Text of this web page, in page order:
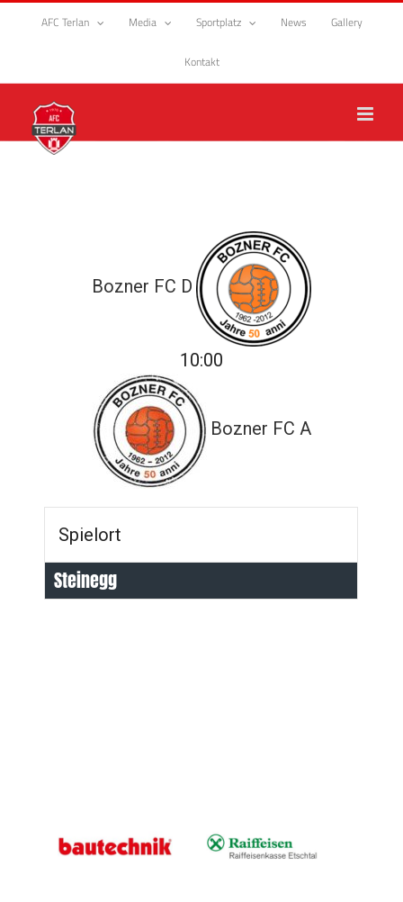
Zum
AFC Terlan Media Sportplatz News Gallery
Kontakt
Bozner FC D
10:00
Bozner FC A
Spielort
Steinegg